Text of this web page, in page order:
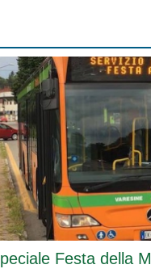
Festa della